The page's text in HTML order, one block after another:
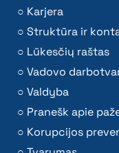
Karjera
Struktūra ir
Lūkesčių raštas
Vadovo
Valdyba
Pranešk apie
Korupcijos